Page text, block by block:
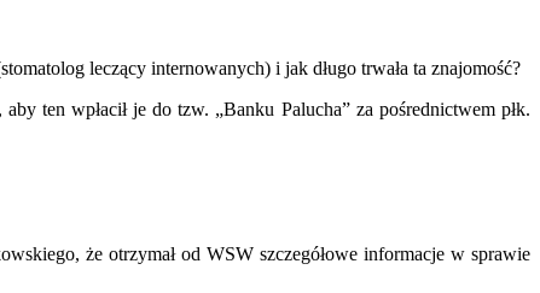
leczący internowanych) i jak długo trwała ta znajomość?
ten wpłacił je do tzw. „Banku Palucha” za pośrednictwem płk.
że otrzymał od WSW szczegółowe informacje w sprawie